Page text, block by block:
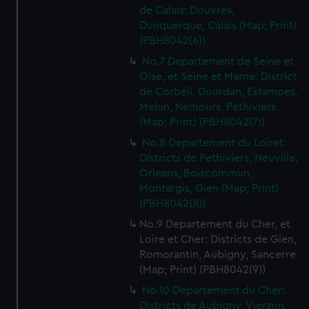
de Calais: Douvres,
Dunquerque, Calais (Map; Print)
(PBH8042(6))
No.7 Departement de Seine et
Oise, et Seine et Marne: District
de Corbeil, Dourdan, Estampes,
Melun, Nemours, Pethiviers
(Map; Print) (PBH8042(7))
No.8 Departement du Loiret:
Districts de Pethiviers, Neuville,
Orleans, Boiscommun,
Montargis, Gien (Map; Print)
(PBH8042(8))
No.9 Departement du Cher, et
Loire et Cher: Districts de Gien,
Romorantin, Aubigny, Sancerre
(Map; Print) (PBH8042(9))
No.10 Departement du Cher:
Districts de Aubigny, Vierzon,